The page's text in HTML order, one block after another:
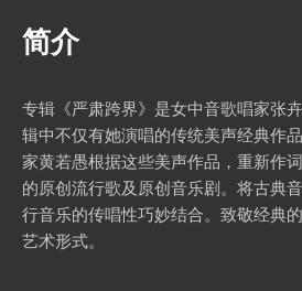
简介
专辑《严肃跨界》是女中音歌唱家张
辑中不仅有她演唱的传统美声经典作
家黄若愚根据这些美声作品，重新作
的原创流行歌及原创音乐剧。将古典
行音乐的传唱性巧妙结合。致敬经典
艺术形式。